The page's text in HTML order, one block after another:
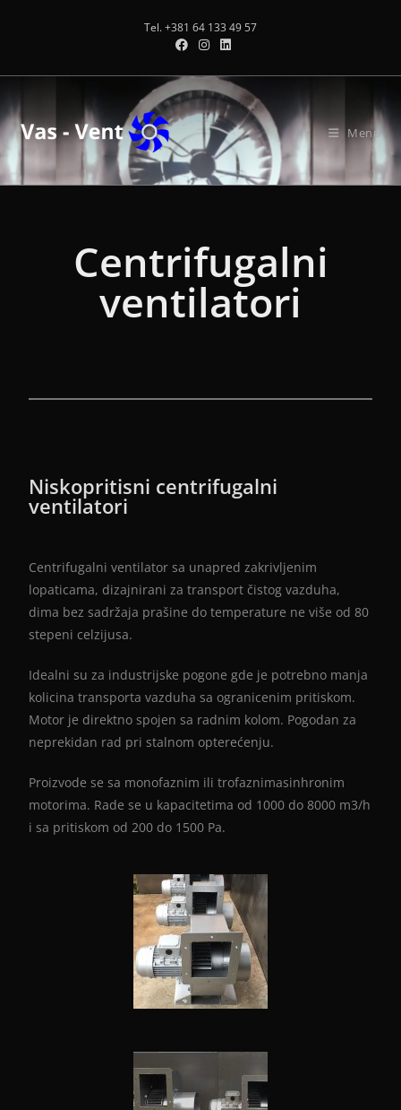
Tel. +381 64 133 49 57
Menu
Centrifugalni
ventilatori
Niskopritisni centrifugalni
ventilatori
Centrifugalni ventilator sa unapred zakrivljenim
lopaticama, dizajnirani za transport čistog vazduha,
dima bez sadržaja prašine do temperature ne više od 80
stepeni celzijusa.
Idealni su za industrijske pogone gde je potrebno manja
kolicina transporta vazduha sa ogranicenim pritiskom.
Motor je direktno spojen sa radnim kolom. Pogodan za
neprekidan rad pri stalnom opterećenju.
Proizvode se sa monofaznim ili trofaznimasinhronim
motorima. Rade se u kapacitetima od 1000 do 8000 m3/h
i sa pritiskom od 200 do 1500 Pa.